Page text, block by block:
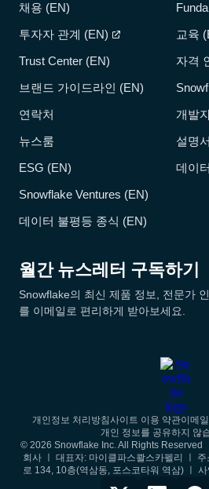
월간 뉴스레터 구독하기
Snowflake의 최신 제품 정보, 전문가
를 이메일로 편리하게 받아보세요.
채용 (EN)
투자자 관계 (EN)
Trust Center (EN)
브랜드 가이드라인 (EN)
연락처
뉴스룸
ESG (EN)
Snowflake Ventures (EN)
데이터 불평등 종식 (EN)
교육
자격
개발
설명
데이
개인정보 처리방침사이트 이용 약관이메
개인 정보를 공유하지 않
© 2026 Snowflake Inc. All Rights Reserved
회사 ㅣ 대표자: 마이클파스콸스카펠리 ㅣ
로 134, 10층(역삼동, 포스코타워 역삼) ㅣ